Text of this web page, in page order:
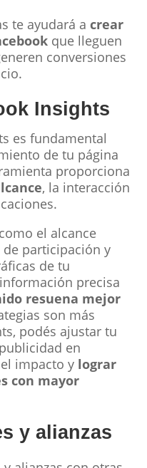
te ayudará acrear
que lleguen
conversiones
Insights
es fundamental
de tu página
proporciona
, la interacción
el alcance
de participación y
de tu
precisa
resuena mejor
son más
podés ajustar tu
en
impacto y lograr
con mayor
y alianzas